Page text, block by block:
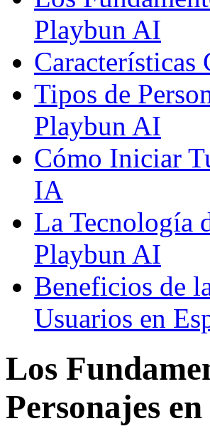
Playbun AI
Características
Tipos de
Playbun AI
Cómo Iniciar
IA
La Tecnología
Playbun AI
Beneficios de
Usuarios en
Los
Personajes